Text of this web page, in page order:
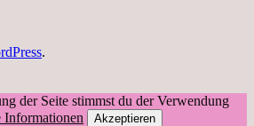
.
der Seite stimmst du der Verwendung
Informationen Akzeptieren